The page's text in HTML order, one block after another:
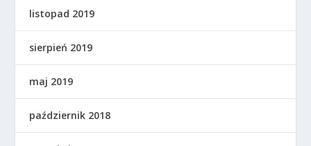
listopad 2019
sierpień 2019
maj 2019
październik 2018